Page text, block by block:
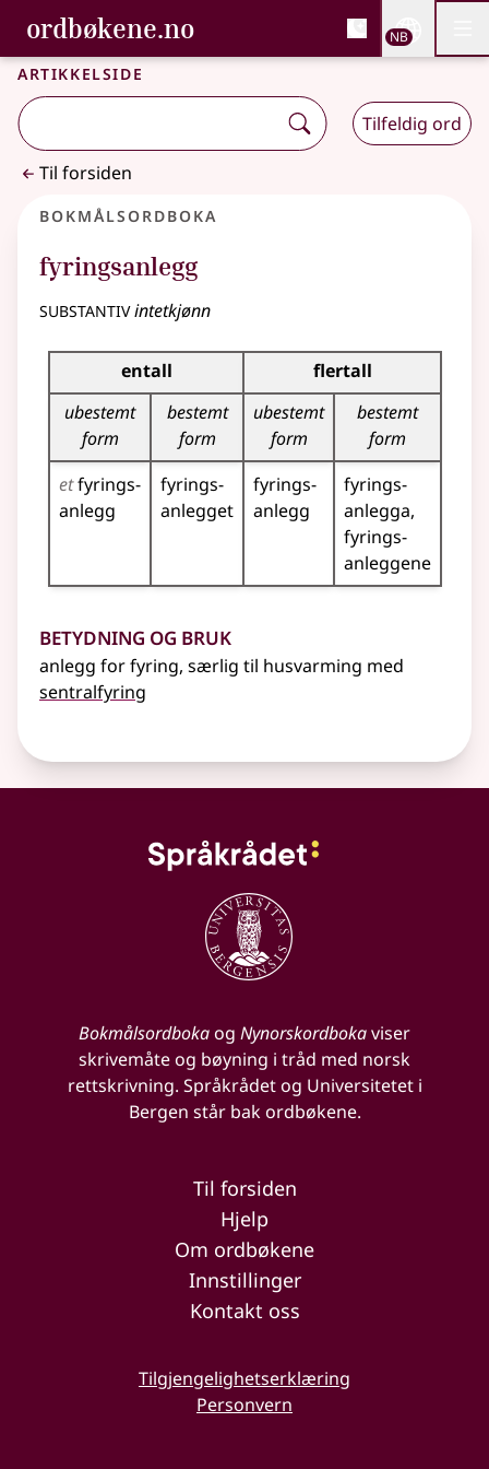
Gå til hovedinnhold
Tilgjengelighet
ordbøkene.no, Bokmålsordboka og
Bokmålsordboka og Nynorskordboka
NB
Artikkelside
Tilfeldig ord
Til forsiden
Bokmålsordboka
fyringsanlegg
substantivintetkjønn
Bøyingstabell for dette substantivet
entall
flertall
ubestemt
form
bestemt
form
ubestemt
form
bestemt
form
etfyrings­
anlegg
fyrings­
anlegget
fyrings­
anlegg
fyrings­
anlegga
fyrings­
anleggene
Betydning og bruk
anlegg for fyring, særlig til husvarming med
sentralfyring
Bokmålsordbokaog Nynorskordbokaviser
skrivemåte og bøyning i tråd med norsk
rettskrivning. Språkrådet og Universitetet i
Bergen står bak ordbøkene.
Til forsiden
Hjelp
Om ordbøkene
Innstillinger
Kontakt oss
Tilgjengelighetserklæring
Personvern